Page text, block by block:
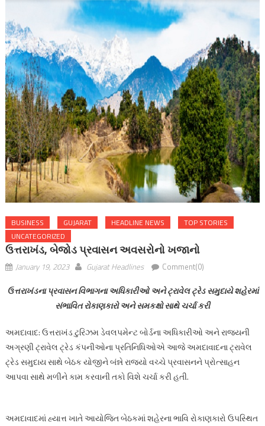
BUSINESS GUJARAT HEADLINE NEWS
TOP STORIES
UNCATEGORIZED
ઉત્તરાખંડ, બેજોડ પ્રવાસન અવસરોનો ખજાનો
January 19, 2023 Gujarat Headlines Comment(0)
ઉત્તરાખંડના પ્રવાસન વિભાગના અધિકારીઓ અને ટ્રાવેલ ટ્રેડ સમુદાયે શહેરમાં
સંભાવિત રોકાણકારો અને સમકક્ષો સાથે ચર્ચા કરી
અમદાવાદ: ઉત્તરાખંડ ટુરિઝમ ડેવલપમેન્ટ બોર્ડના અધિકારીઓ અને રાજ્યની
અગ્રણી ટ્રાવેલ ટ્રેડ કંપનીઓના પ્રતિનિધિઓએ આજે અમદાવાદના ટ્રાવેલ
ટ્રેડ સમુદાય સાથે બેઠક યોજીને બંન્ને રાજ્યો વચ્ચે પ્રવાસનને પ્રોત્સાહન
આપવા સાથે મળીને કામ કરવાની તકો વિશે ચર્ચા કરી હતી.
અમદાવાદમાં હ્યાત્ત ખાતે આયોજિત બેઠકમાં શહેરના ભાવિ રોકાણકારો ઉપસ્થિત